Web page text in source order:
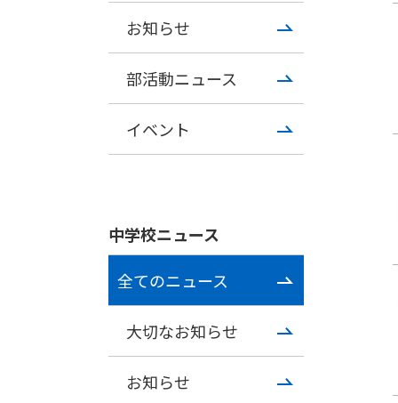
お知らせ
部活動ニュース
イベント
中学校ニュース
全てのニュース
大切なお知らせ
お知らせ